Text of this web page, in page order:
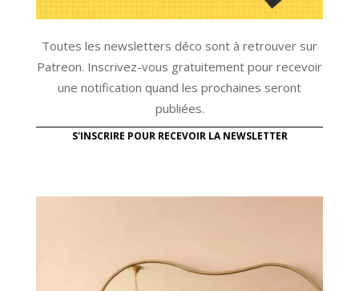
Toutes les newsletters déco sont à retrouver sur
Patreon. Inscrivez-vous gratuitement pour recevoir
une notification quand les prochaines seront
publiées.
S'INSCRIRE POUR RECEVOIR LA NEWSLETTER